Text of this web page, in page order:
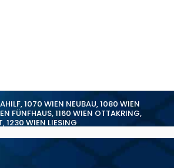
,1070 WIEN NEUBAU,1080 WIEN
FÜNFHAUS,1160 WIEN OTTAKRING,
,1230 WIEN LIESING